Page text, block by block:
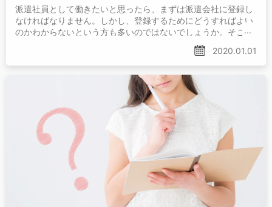
派遣社員として働きたいと思ったら、まずは派遣会社に登録し
なければなりません。しかし、登録するためにどうすればよい
のかわからないという方も多いのではないでしょうか。そこ
2020.01.01